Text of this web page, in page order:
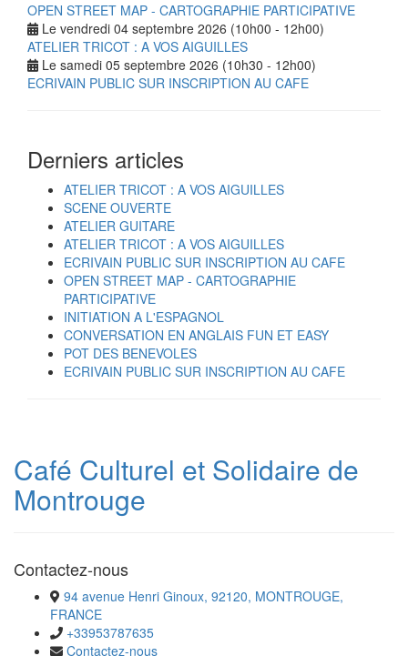
OPEN STREET MAP - CARTOGRAPHIE PARTICIPATIVE
Le vendredi 04 septembre 2026 (10h00 - 12h00)
ATELIER TRICOT : A VOS AIGUILLES
Le samedi 05 septembre 2026 (10h30 - 12h00)
ECRIVAIN PUBLIC SUR INSCRIPTION AU CAFE
Derniers articles
ATELIER TRICOT : A VOS AIGUILLES
SCENE OUVERTE
ATELIER GUITARE
ATELIER TRICOT : A VOS AIGUILLES
ECRIVAIN PUBLIC SUR INSCRIPTION AU CAFE
OPEN STREET MAP - CARTOGRAPHIE
PARTICIPATIVE
INITIATION A L'ESPAGNOL
CONVERSATION EN ANGLAIS FUN ET EASY
POT DES BENEVOLES
ECRIVAIN PUBLIC SUR INSCRIPTION AU CAFE
Café Culturel et Solidaire de
Montrouge
Contactez-nous
94 avenue Henri Ginoux, 92120, MONTROUGE,
FRANCE
+33953787635
Contactez-nous